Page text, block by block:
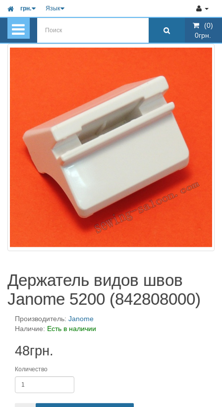
грн. Язык
(0)
0грн.
Держатель видов швов
Janome 5200 (842808000)
Производитель: Janome
Наличие: Есть в наличии
48грн.
Количество